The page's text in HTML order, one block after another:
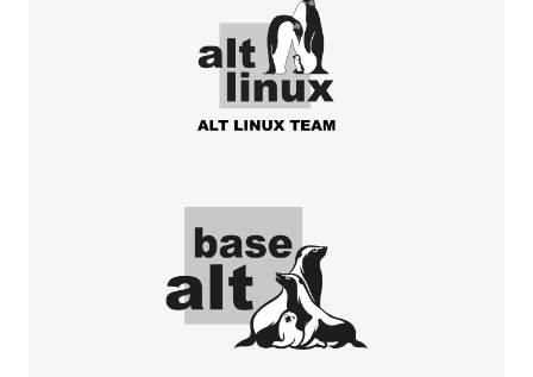
ALT Linux Team
BaseALT